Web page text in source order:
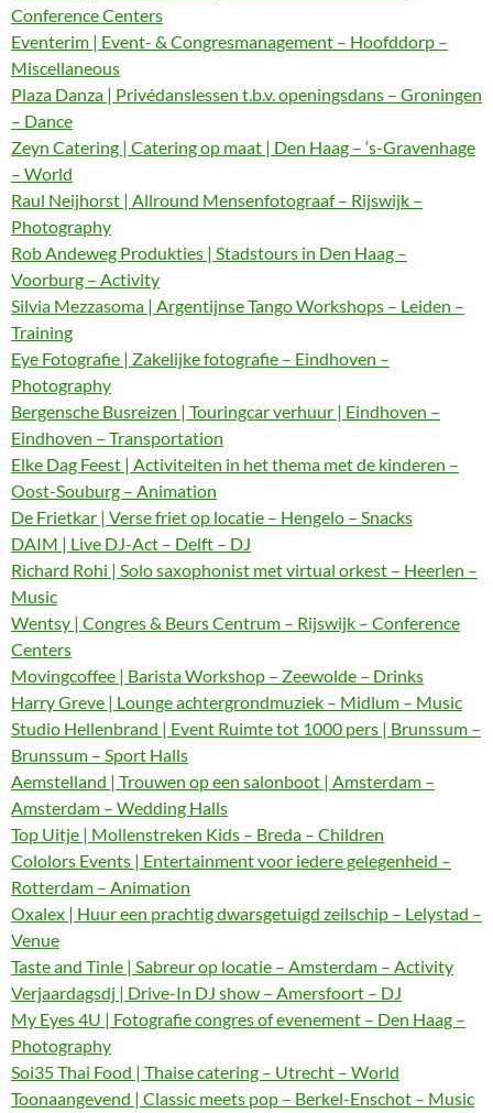
Conference Centers
Eventerim | Event- & Congresmanagement – Hoofddorp –
Miscellaneous
Plaza Danza | Privédanslessen t.b.v. openingsdans – Groningen
– Dance
Zeyn Catering | Catering op maat | Den Haag – ‘s-Gravenhage
– World
Raul Neijhorst | Allround Mensenfotograaf – Rijswijk –
Photography
Rob Andeweg Produkties | Stadstours in Den Haag –
Voorburg – Activity
Silvia Mezzasoma | Argentijnse Tango Workshops – Leiden –
Training
Eye Fotografie | Zakelijke fotografie – Eindhoven –
Photography
Bergensche Busreizen | Touringcar verhuur | Eindhoven –
Eindhoven – Transportation
Elke Dag Feest | Activiteiten in het thema met de kinderen –
Oost-Souburg – Animation
De Frietkar | Verse friet op locatie – Hengelo – Snacks
DAIM | Live DJ-Act – Delft – DJ
Richard Rohi | Solo saxophonist met virtual orkest – Heerlen –
Music
Wentsy | Congres & Beurs Centrum – Rijswijk – Conference
Centers
Movingcoffee | Barista Workshop – Zeewolde – Drinks
Harry Greve | Lounge achtergrondmuziek – Midlum – Music
Studio Hellenbrand | Event Ruimte tot 1000 pers | Brunssum –
Brunssum – Sport Halls
Aemstelland | Trouwen op een salonboot | Amsterdam –
Amsterdam – Wedding Halls
Top Uitje | Mollenstreken Kids – Breda – Children
Cololors Events | Entertainment voor iedere gelegenheid –
Rotterdam – Animation
Oxalex | Huur een prachtig dwarsgetuigd zeilschip – Lelystad –
Venue
Taste and Tinle | Sabreur op locatie – Amsterdam – Activity
Verjaardagsdj | Drive-In DJ show – Amersfoort – DJ
My Eyes 4U | Fotografie congres of evenement – Den Haag –
Photography
Soi35 Thai Food | Thaise catering – Utrecht – World
Toonaangevend | Classic meets pop – Berkel-Enschot – Music